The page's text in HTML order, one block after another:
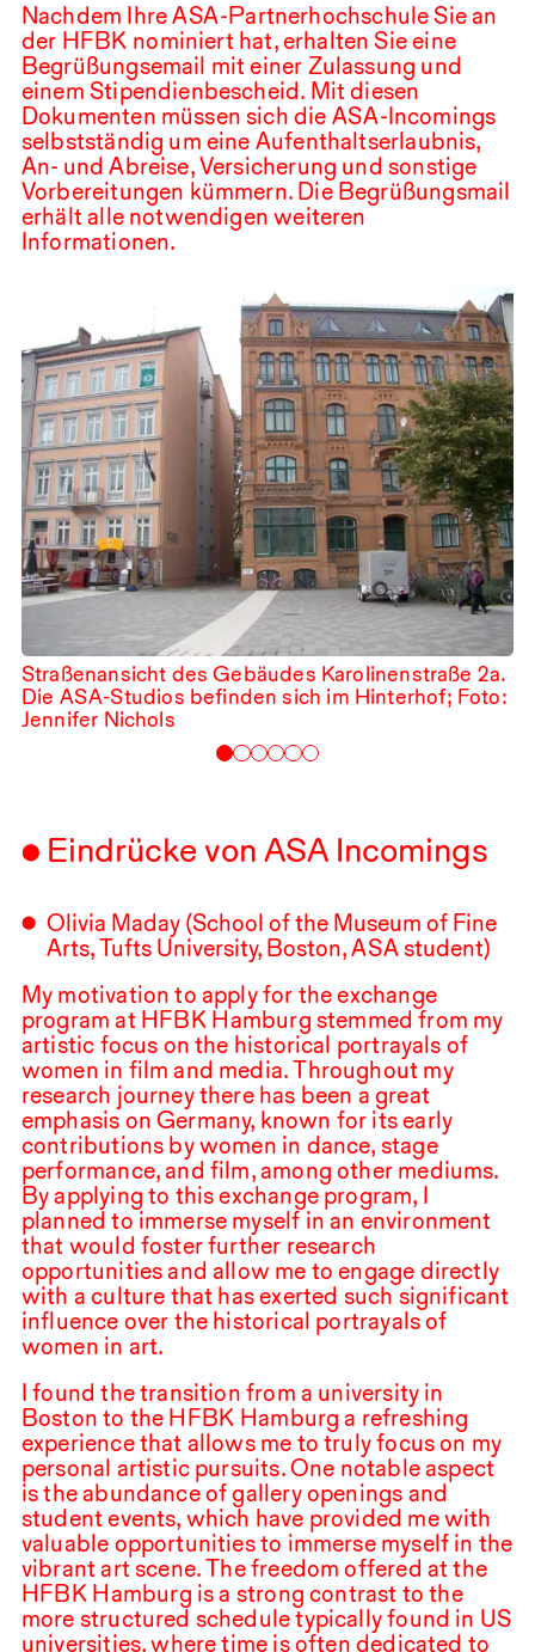
Nachdem IhreASA-Partnerhochschule Sie an
der HFBK nominiert hat, erhalten Sie eine
Begrüßungsemail mit einer Zulassung und
einem Stipendienbescheid. Mit diesen
Dokumenten müssen sich die ASA-Incomings
selbstständig um eine Aufenthaltserlaubnis,
An- und Abreise, Versicherung und sonstige
Vorbereitungen kümmern. Die Begrüßungsmail
erhält alle notwendigen weiteren
Informationen.
Straßenansicht des Gebäudes Karolinenstraße 2a.
Die ASA-Studios befinden sich im Hinterhof; Foto:
Jennifer Nichols
Eindrücke von ASA Incomings
Olivia Maday (School of the Museum of Fine
Arts, Tufts University, Boston,ASAstudent)
My motivation to apply for the exchange
program at HFBK Hamburg stemmed from my
artistic focus on the historical portrayals of
women in film and media. Throughout my
research journey there has been a great
emphasis on Germany, known for its early
contributions by women in dance, stage
performance, and film, among other mediums.
By applying to this exchange program, I
planned to immerse myself in an environment
that would foster further research
opportunities and allow me to engage directly
with a culture that has exerted such significant
influence over the historical portrayals of
women in art.
I found the transition from a university in
Boston to the HFBK Hamburg a refreshing
experience that allows me to truly focus on my
personal artistic pursuits. One notable aspect
is the abundance of gallery openings and
student events, which have provided me with
valuable opportunities to immerse myself in the
vibrant art scene. The freedom offered at the
HFBK Hamburg is a strong contrast to the
more structured schedule typically found in US
universities, where time is often dedicated to